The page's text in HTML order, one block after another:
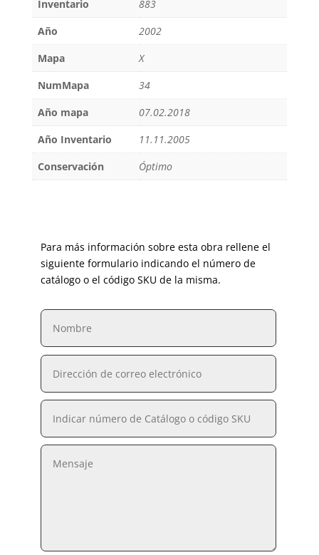
Inventario
883
Año
2002
Mapa
X
NumMapa
34
Año mapa
07.02.2018
Año Inventario
11.11.2005
Conservación
Óptimo
Para más información sobre esta obra rellene el
siguiente formulario indicando el número de
catálogo o el código SKU de la misma.